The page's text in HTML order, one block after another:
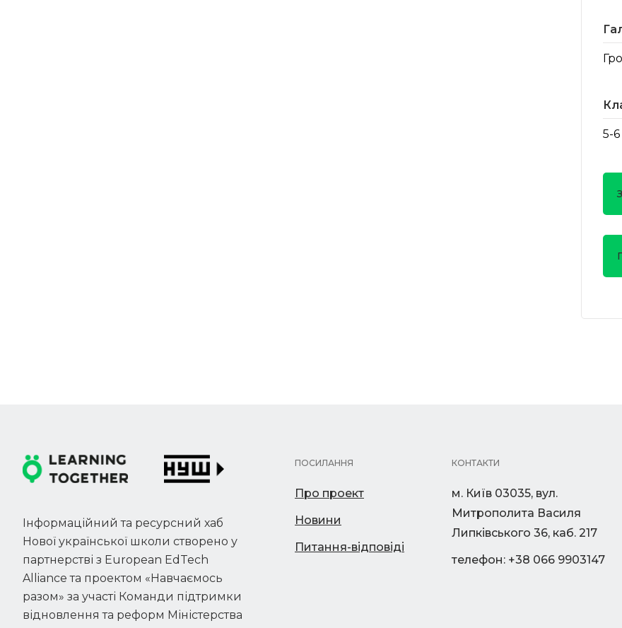
5-
Інформаційний та ресурсний хаб
Нової української школи створено у
партнерстві з European EdTech
Alliance та проектом «Навчаємось
разом» за участі Команди підтримки
відновлення та реформ Міністерства
ПОСИЛАННЯ
Про проект
Новини
Питання-відповіді
КОНТАКТИ
м. Київ 03035, вул.
Митрополита Василя
Липківського 36, каб. 217
телефон: +38 066 9903147